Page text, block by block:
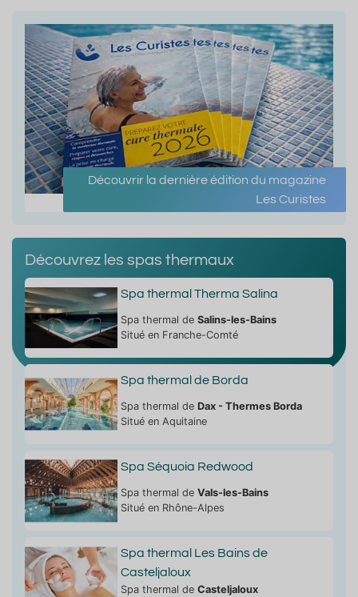
Découvrir la dernière édition du magazine
Les Curistes
Découvrez les spas thermaux
Spa thermal Therma Salina
Spa thermal de Salins-les-Bains
Situé en Franche-Comté
Spa thermal de Borda
Spa thermal de Dax - Thermes Borda
Situé en Aquitaine
Spa Séquoia Redwood
Spa thermal de Vals-les-Bains
Situé en Rhône-Alpes
Spa thermal Les Bains de
Casteljaloux
Spa thermal de Casteljaloux